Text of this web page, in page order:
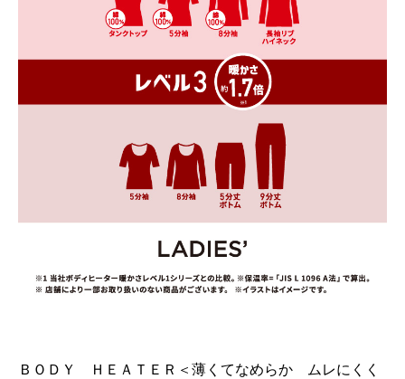
ＢＯＤＹ ＨＥＡＴＥＲ＜薄くてなめらか ムレにくく